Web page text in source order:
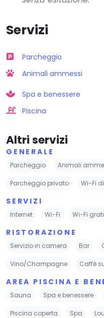
Servizi
Parcheggio
Animali ammessi
Spa e benessere
Piscina
Altri servizi
GENERALE
Parcheggio Animali
Parcheggio privato Wi-Fi
SERVIZI
Internet Wi-Fi Wi-Fi
RISTORAZIONE
Servizio in camera Bar
Vino/Champagne Caffè
AREA PISCINA E
Sauna Spa e benessere
Piscina coperta Spa